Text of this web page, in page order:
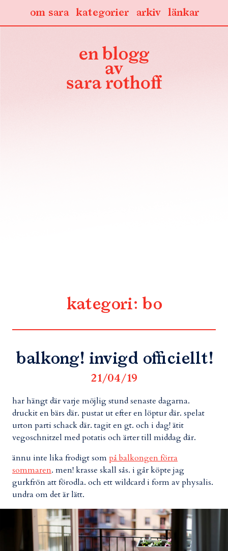
länkar
arkiv
kategorier
om sara
kategori: bo
balkong! invigd officiellt!
21/04/19
har hängt där varje möjlig stund senaste dagarna.
druckit en bärs där. pustat ut efter en löptur där. spelat
urton parti schack där. tagit en gt. och i dag! ätit
vegoschnitzel med potatis och ärter till middag där.
ännu inte lika frodigt sompå balkongen förra
sommaren. men! krasse skall sås. i går köpte jag
gurkfrön att förodla. och ett wildcard i form av physalis.
undra om det är lätt.